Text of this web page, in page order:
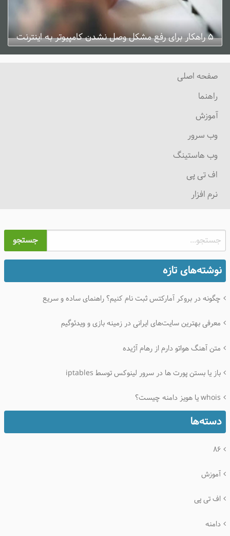
۵ راهکار برای رفع مشکل وصل نشدن کامپیوتر به اینترنت
صفحه اصلی
راهنما
آموزش
وب سرور
وب هاستینگ
اف تی پی
نرم افزار
جستجو
نوشته‌های تازه
چگونه در بروکر آمارکتس ثبت نام کنیم؟ راهنمای ساده و سریع
معرفی بهترین سایت‌های ایرانی در زمینه بازی و ویدئوگیم
متن آهنگ هواتو دارم از رهام آژیده
باز یا بستن پورت ها در سرور لینوکس توسط iptables
whois یا هویز دامنه چیست؟
دسته‌ها
۸۶
آموزش
اف تی پی
دامنه